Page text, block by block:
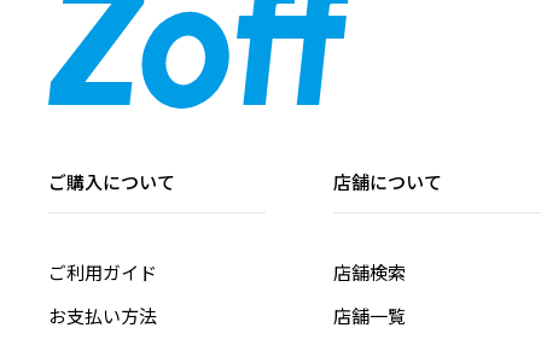
ご購入について
ご利用ガイド
お支払い方法
店舗について
店舗検索
店舗一覧